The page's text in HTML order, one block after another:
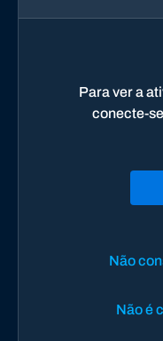
Para ver a
conecte-
Não
Não é